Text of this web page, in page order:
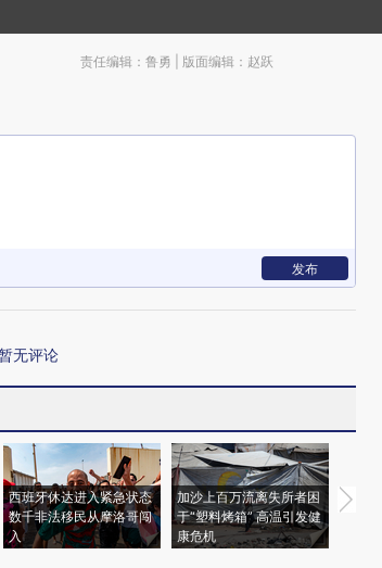
责任编辑：鲁勇 | 版面编辑：赵跃
发布
无评论
西班牙休达进入紧急状态
数千非法移民从摩洛哥闯
入
加沙上百万流离失所者困
于“塑料烤箱” 高温引发健
康危机
马航
粒摇